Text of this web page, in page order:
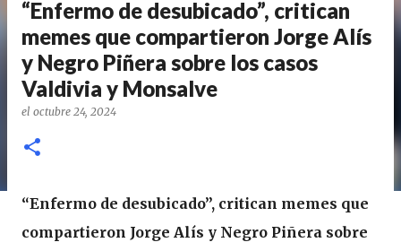
“Enfermo de desubicado”, critican
memes que compartieron Jorge Alís
y Negro Piñera sobre los casos
Valdivia y Monsalve
el octubre 24, 2024
“Enfermo de desubicado”, critican memes que
compartieron Jorge Alís y Negro Piñera sobre